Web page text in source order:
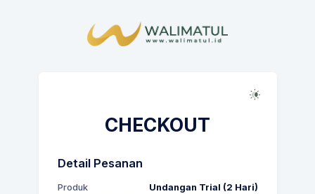
CHECKOUT
Detail Pesanan
Produk Undangan Trial (2 Hari)